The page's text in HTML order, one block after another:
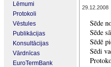
Lēmumi
Protokoli
Vēstules
Publikācijas
Konsultācijas
Vārdnīcas
EuroTermBank
29.12.2008
Sēde
Sēde
Sēdē
Sēdi